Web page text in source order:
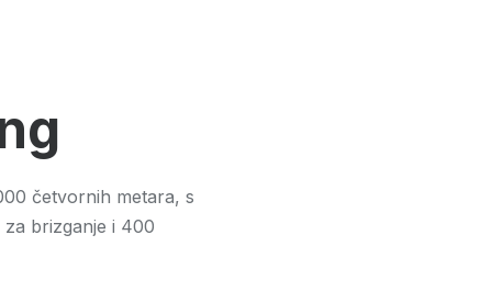
četvornih metara, s
brizganje i 400